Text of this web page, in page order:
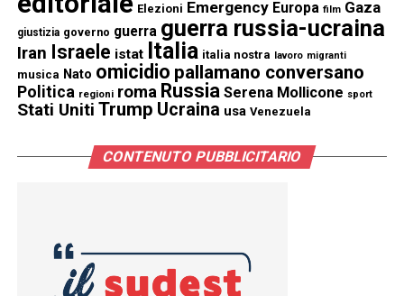
Elezioni Emergency Europa film Gaza
giustizia governo guerra guerra russia-ucraina
Iran Israele istat Italia italia nostra lavoro migranti
musica Nato omicidio pallamano conversano
Politica regioni roma Russia Serena Mollicone sport
Stati Uniti Trump Ucraina usa Venezuela
CONTENUTO PUBBLICITARIO